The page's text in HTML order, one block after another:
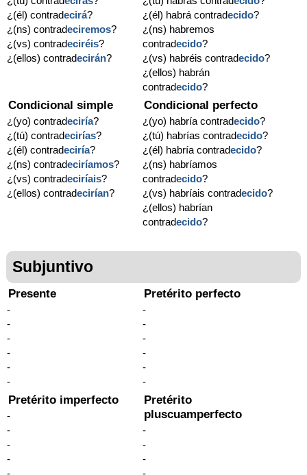
¿(él) contradecirá?
¿(ns) contradeciremos?
¿(vs) contradeciréis?
¿(ellos) contradecirán?
¿(él) habrá contradecido?
¿(ns) habremos
contradecido?
¿(vs) habréis contradecido?
¿(ellos) habrán
contradecido?
Condicional simple
¿(yo) contradeciría?
¿(tú) contradecirías?
¿(él) contradeciría?
¿(ns) contradeciríamos?
¿(vs) contradeciríais?
¿(ellos) contradecirían?
Condicional perfecto
¿(yo) habría contradecido?
¿(tú) habrías contradecido?
¿(él) habría contradecido?
¿(ns) habríamos
contradecido?
¿(vs) habríais contradecido?
¿(ellos) habrían
contradecido?
Subjuntivo
Presente
-
-
-
-
-
-
Pretérito perfecto
-
-
-
-
-
-
Pretérito imperfecto
-
-
-
-
Pretérito
pluscuamperfecto
-
-
-